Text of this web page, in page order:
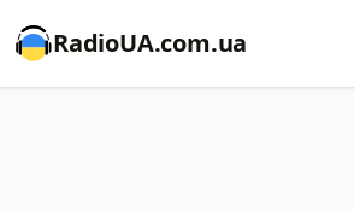
RadioUA.com.ua